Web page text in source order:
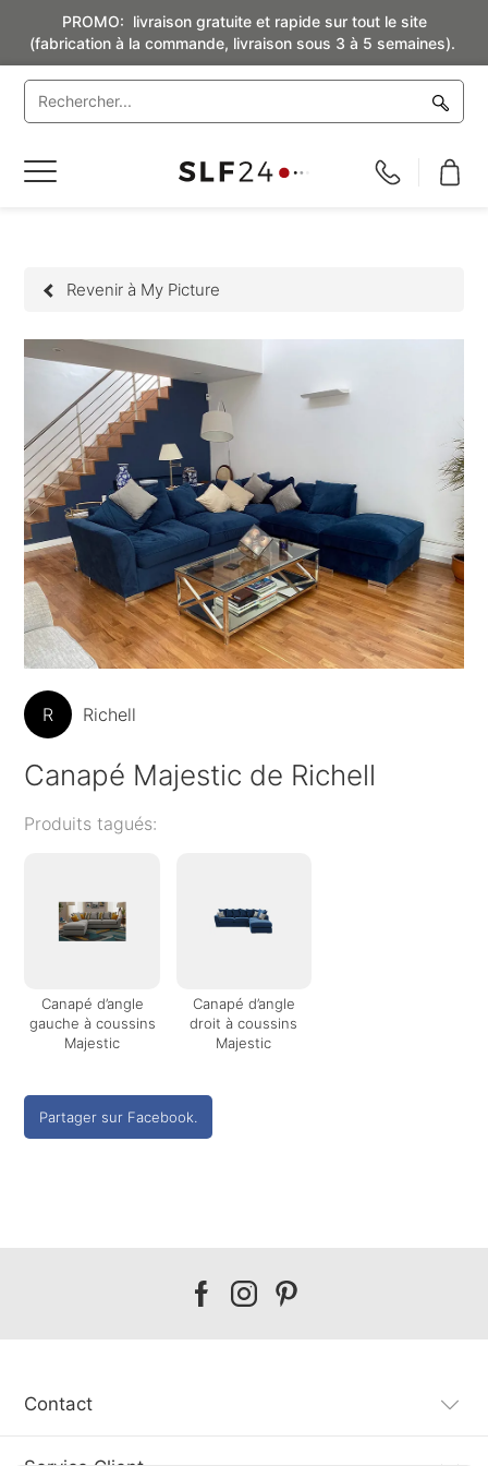
PROMO: livraison gratuite et rapide sur tout le site
(fabrication à la commande, livraison sous 3 à 5 semaines).
Basculer
Revenir à My Picture
R Richell
Canapé Majestic de Richell
Produits tagués:
Canapé d’angle
gauche à coussins
Majestic
Canapé d’angle
droit à coussins
Majestic
Partager sur Facebook.
Our
Our
Our
Contact